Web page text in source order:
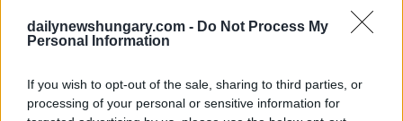
dailynewshungary.com - Do Not Process My
Personal Information
If you wish to opt-out of the sale, sharing to third parties, or
processing of your personal or sensitive information for
investimenti in Ungheria supera i 10 miliardi di euro:
risultati 2024. Budapest: HIPA.
MAECI / ICE. (2026). InfoMercatiEsteri – Scheda
Paese: Ungheria (aggiornato a maggio 2026). Roma: